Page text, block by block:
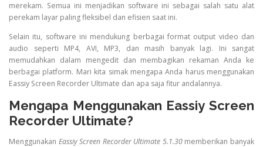
merekam. Semua ini menjadikan software ini sebagai salah satu alat
perekam layar paling fleksibel dan efisien saat ini.
Selain itu, software ini mendukung berbagai format output video dan
audio seperti MP4, AVI, MP3, dan masih banyak lagi. Ini sangat
memudahkan dalam mengedit dan membagikan rekaman Anda ke
berbagai platform. Mari kita simak mengapa Anda harus menggunakan
Eassiy Screen Recorder Ultimate dan apa saja fitur andalannya.
Mengapa Menggunakan Eassiy Screen
Recorder Ultimate?
Menggunakan Eassiy Screen Recorder Ultimate 5.1.30memberikan banyak